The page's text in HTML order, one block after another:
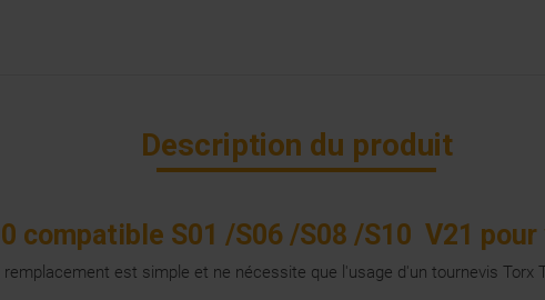
Description du produit
compatible S01 /S06 /S08 /S10 V21
est simple et ne nécessite que l'usage d'un tournevis Torx